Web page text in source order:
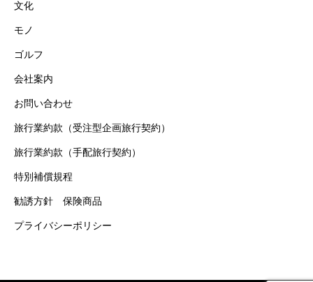
文化
モノ
ゴルフ
会社案内
お問い合わせ
旅行業約款（受注型企画旅行契約）
旅行業約款（手配旅行契約）
特別補償規程
勧誘方針 保険商品
プライバシーポリシー